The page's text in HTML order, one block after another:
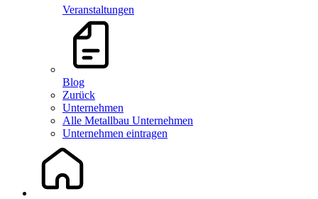
Veranstaltungen
Blog
Zurück
Unternehmen
Alle Metallbau Unternehmen
Unternehmen eintragen